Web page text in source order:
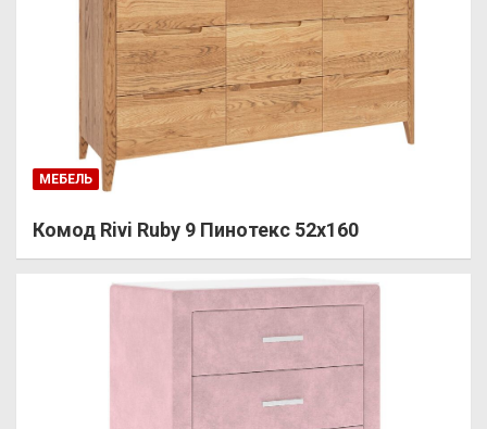
МЕБЕЛЬ
Комод Rivi Ruby 9 Пинотекс 52х160